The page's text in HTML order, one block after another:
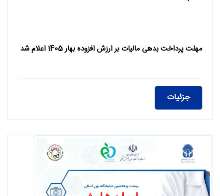
مهلت پرداخت بدهی مالیات بر ارزش افزوده بهار 1405 اعلام شد
جزئیات